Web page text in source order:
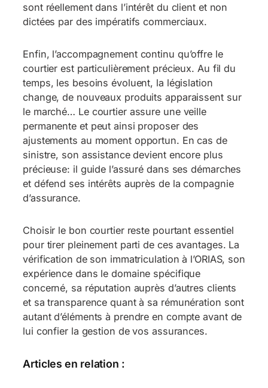
sont réellement dans l’intérêt du client et non
dictées par des impératifs commerciaux.
Enfin, l’accompagnement continu qu’offre le
courtier est particulièrement précieux. Au fil du
temps, les besoins évoluent, la législation
change, de nouveaux produits apparaissent sur
le marché… Le courtier assure une veille
permanente et peut ainsi proposer des
ajustements au moment opportun. En cas de
sinistre, son assistance devient encore plus
précieuse: il guide l’assuré dans ses démarches
et défend ses intérêts auprès de la compagnie
d’assurance.
Choisir le bon courtier reste pourtant essentiel
pour tirer pleinement parti de ces avantages. La
vérification de son immatriculation à l’ORIAS, son
expérience dans le domaine spécifique
concerné, sa réputation auprès d’autres clients
et sa transparence quant à sa rémunération sont
autant d’éléments à prendre en compte avant de
lui confier la gestion de vos assurances.
Articles en relation :